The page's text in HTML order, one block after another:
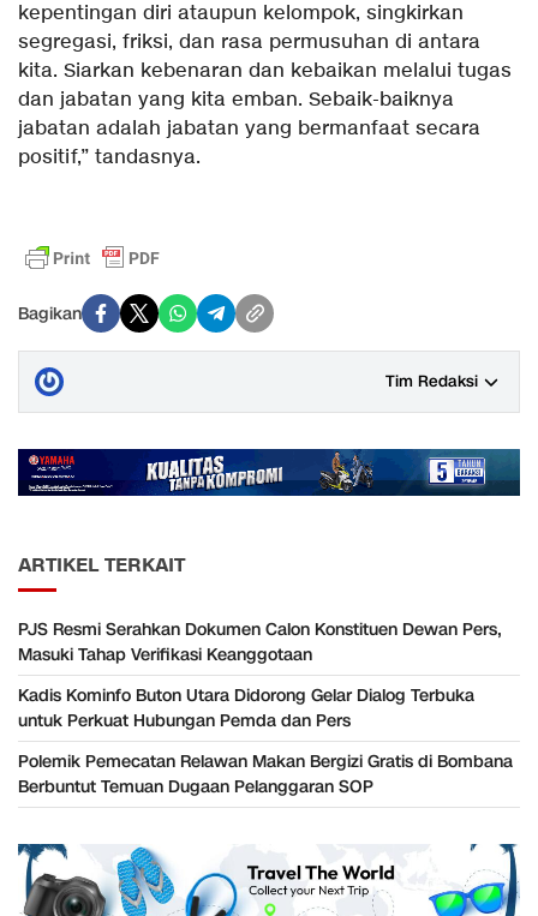
kepentingan diri ataupun kelompok, singkirkan
segregasi, friksi, dan rasa permusuhan di antara
kita. Siarkan kebenaran dan kebaikan melalui tugas
dan jabatan yang kita emban. Sebaik-baiknya
jabatan adalah jabatan yang bermanfaat secara
positif,” tandasnya.
Bagikan
Tim Redaksi
ARTIKEL TERKAIT
PJS Resmi Serahkan Dokumen Calon Konstituen Dewan Pers,
Masuki Tahap Verifikasi Keanggotaan
Kadis Kominfo Buton Utara Didorong Gelar Dialog Terbuka
untuk Perkuat Hubungan Pemda dan Pers
Polemik Pemecatan Relawan Makan Bergizi Gratis di Bombana
Berbuntut Temuan Dugaan Pelanggaran SOP